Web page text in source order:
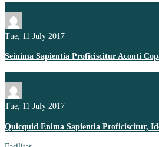
Tue, 11 July 2017
Seinima Sapientia Proficiscitur Aconti
Tue, 11 July 2017
Quicquid Enima Sapientia Proficiscitur,